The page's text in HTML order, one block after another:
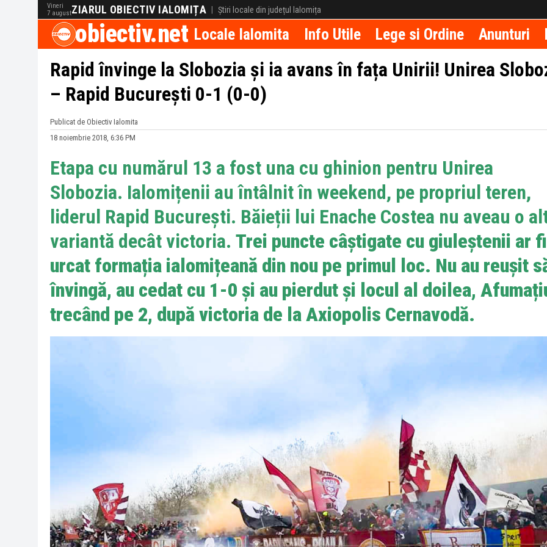
Vineri
7 augustZIARUL OBIECTIV IALOMIȚA | Știri locale din județul Ialomița
obiectiv.net Locale Ialomita Info Utile Lege si Ordine Anunturi
Rapid învinge la Slobozia și ia avans în fața Unirii! Unirea
– Rapid București 0-1 (0-0)
Publicat de Obiectiv Ialomita
18 noiembrie 2018, 6:36 PM
Etapa cu numărul 13 a fost una cu ghinion pentru Unirea
Slobozia. Ialomițenii au întâlnit în weekend, pe propriul teren,
liderul Rapid București. Băieții lui Enache Costea nu aveau o
variantă decât victoria. Trei puncte câștigate cu giuleștenii ar fi
urcat formația ialomițeană din nou pe primul loc. Nu au reușit
învingă, au cedat cu 1-0 și au pierdut și locul al doilea,
trecând pe 2, după victoria de la Axiopolis Cernavodă.